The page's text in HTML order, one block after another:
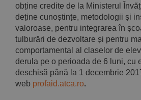
obține credite de la Ministerul
deține cunoștințe, metodologii și
valoroase, pentru integrarea în
tulburări de dezvoltare și pentru
comportamental al claselor de
derula pe o perioada de 6 luni, cu
deschisă până la 1 decembrie
web profaid.atca.ro.